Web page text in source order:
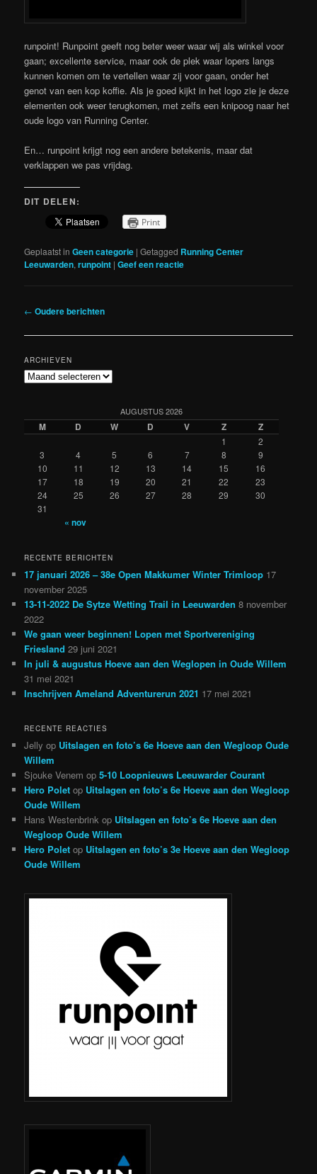
runpoint! Runpoint geeft nog beter weer waar wij als winkel voor
gaan; excellente service, maar ook de plek waar lopers langs
kunnen komen om te vertellen waar zij voor gaan, onder het
genot van een kop koffie. Als je goed kijkt in het logo zie je deze
elementen ook weer terugkomen, met zelfs een knipoog naar het
oude logo van Running Center.
En… runpoint krijgt nog een andere betekenis, maar dat
verklappen we pas vrijdag.
DIT DELEN:
Print
Geplaatst in Geen categorie |Getagged Running Center
Leeuwarden,runpoint |Geef een reactie
Berichtnavigatie
← Oudere berichten
ARCHIEVEN
Archieven
AUGUSTUS 2026
M D W D V Z Z
1
2
3
4 5 6 7 8
9
10
11 12 13 14 15
16
17
18 19 20 21 22
23
24
25 26 27 28 29
30
31
« nov
RECENTE BERICHTEN
17 januari 2026 – 38e Open Makkumer Winter Trimloop 17
november 2025
13-11-2022 De Sytze Wetting Trail in Leeuwarden 8 november
2022
We gaan weer beginnen! Lopen met Sportvereniging
Friesland 29 juni 2021
In juli & augustus Hoeve aan den Weglopen in Oude Willem
31 mei 2021
Inschrijven Ameland Adventurerun 2021 17 mei 2021
RECENTE REACTIES
Jelly op Uitslagen en foto’s 6e Hoeve aan den Wegloop Oude
Willem
Sjouke Venem op5-10 Loopnieuws Leeuwarder Courant
Hero Polet op Uitslagen en foto’s 6e Hoeve aan den Wegloop
Oude Willem
Hans Westenbrink op Uitslagen en foto’s 6e Hoeve aan den
Wegloop Oude Willem
Hero Polet op Uitslagen en foto’s 3e Hoeve aan den Wegloop
Oude Willem